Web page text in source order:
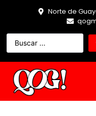
Norte de